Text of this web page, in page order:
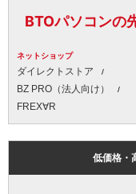
BTOパソコンの
ネットショップ
ダイレクトストア
BZ PRO（法人向け）
FREX∀R
低価格・